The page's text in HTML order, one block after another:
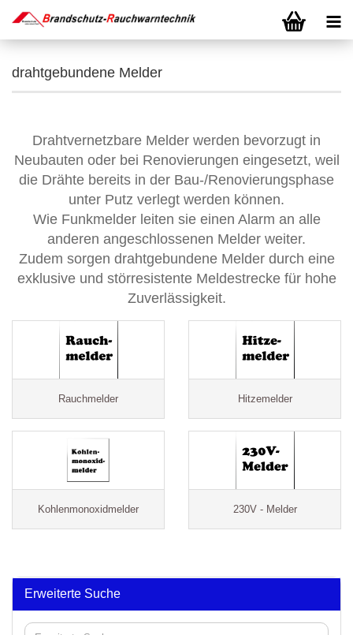
drahtgebundene Melder
Drahtvernetzbare Melder werden bevorzugt in
Neubauten oder bei Renovierungen eingesetzt, weil
die Drähte bereits in der Bau-/Renovierungsphase
unter Putz verlegt werden können.
Wie Funkmelder leiten sie einen Alarm an alle
anderen angeschlossenen Melder weiter.
Zudem sorgen drahtgebundene Melder durch eine
exklusive und störresistente Meldestrecke für hohe
Zuverlässigkeit.
Rauchmelder Hitzemelder
Kohlenmonoxidmelder 230V - Melder
Erweiterte Suche
Erweiterte